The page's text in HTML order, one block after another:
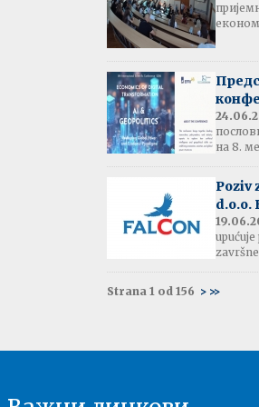
Обавјештење:
Издавање
прије љетне
Резултати
Монетарна
Резултати
термин
Енглески
Друга година - 03.07.2026
Енглески
на 8.
Poziv
d.o.o.
Strana 1 od 156 > >>